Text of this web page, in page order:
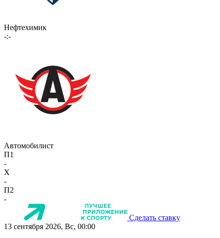
Нефтехимик
-:-
Автомобилист
П1
-
X
-
П2
-
Сделать ставку
13 сентября 2026, Вс, 00:00